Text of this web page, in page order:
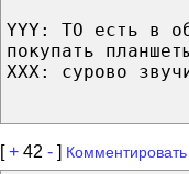
YYY: ТО есть в
покупать
XXX: сурово
[+ 42 - ]